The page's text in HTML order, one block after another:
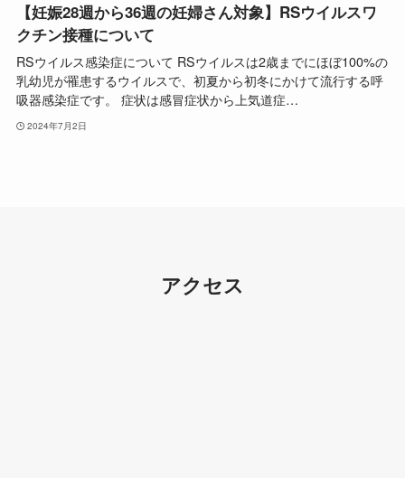
【妊娠28週から36週の妊婦さん対象】RSウイルスワ
クチン接種について
RSウイルス感染症について RSウイルスは2歳までにほぼ100%の
乳幼児が罹患するウイルスで、初夏から初冬にかけて流行する呼
吸器感染症です。 症状は感冒症状から上気道症…
2024年7月2日
アクセス